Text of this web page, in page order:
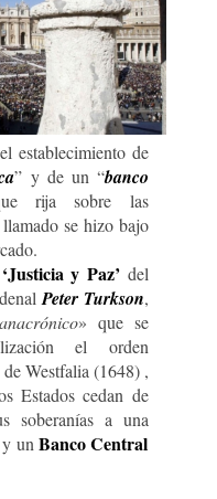
establecimiento de
” y de un “banco
rija sobre las
se hizo bajo
y Paz’ del
Peter Turkson,
anacrónico» que se
el orden
Westfalia (1648) ,
Estados cedan de
soberanías a una
y unBanco Central